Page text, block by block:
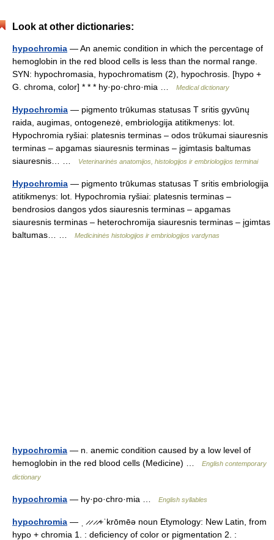
Look at other dictionaries:
hypochromia — An anemic condition in which the percentage of
hemoglobin in the red blood cells is less than the normal range.
SYN: hypochromasia, hypochromatism (2), hypochrosis. [hypo +
G. chroma, color] * * * hy·po·chro·mia …
Medical dictionary
Hypochromia — pigmento trūkumas statusas T sritis gyvūnų
raida, augimas, ontogenezė, embriologija atitikmenys: lot.
Hypochromia ryšiai: platesnis terminas – odos trūkumai siauresnis
terminas – apgamas siauresnis terminas – įgimtasis baltumas
siauresnis… …
Veterinarinės anatomijos, histologijos ir embriologijos terminai
Hypochromia — pigmento trūkumas statusas T sritis embriologija
atitikmenys: lot. Hypochromia ryšiai: platesnis terminas –
bendrosios dangos ydos siauresnis terminas – apgamas
siauresnis terminas – heterochromija siauresnis terminas – įgimtas
baltumas… …
Medicininės histologijos ir embriologijos vardynas
hypochromia — n. anemic condition caused by a low level of
hemoglobin in the red blood cells (Medicine) …
English contemporary
dictionary
hypochromia — hy·po·chro·mia … English syllables
hypochromia — ˌ ̷ ̷ ̷ ̷+ˈkrōmēə noun Etymology: New Latin, from
hypo + chromia 1. : deficiency of color or pigmentation 2. :